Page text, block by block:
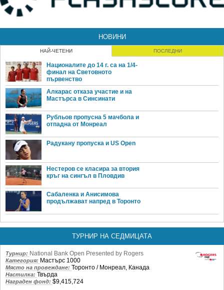
НОВИНИ
НАЙ-ЧЕТЕНИ ПОСЛЕДНИ
Националите до 14 г. са на 1/4-
финал на Световното
първенство
Алкарас отказа участие и на
Мастърса в Синсинати
Рубльов пропусна 5 мачбола и
отпадна от Монреал
Радукану пропуска и US Open
Нестеров се класира за втория
кръг на сингъл в Пловдив
Сабаленка и Анисимова
продължават напред в Торонто
ТУРНИР НА СЕДМИЦАТА
Турнир: National Bank Open Presented by Rogers
Категория: Мастърс 1000
Място на провеждане: Торонто / Монреал, Канада
Настилка: Твърда
Награден фонд: $9,415,724